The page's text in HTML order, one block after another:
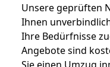
Unsere geprüften
Ihnen
Ihre Bedürfnisse
Angebote sind
Sie einen Umzug